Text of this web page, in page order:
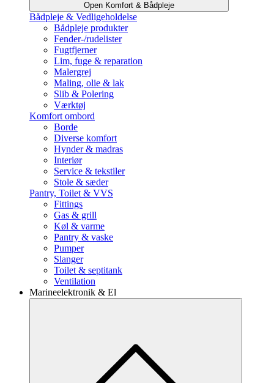
Open Komfort & Bådpleje
Bådpleje & Vedligeholdelse
Bådpleje produkter
Fender-/rudelister
Fugtfjerner
Lim, fuge & reparation
Malergrej
Maling, olie & lak
Slib & Polering
Værktøj
Komfort ombord
Borde
Diverse komfort
Hynder & madras
Interiør
Service & tekstiler
Stole & sæder
Pantry, Toilet & VVS
Fittings
Gas & grill
Køl & varme
Pantry & vaske
Pumper
Slanger
Toilet & septitank
Ventilation
Marineelektronik & El